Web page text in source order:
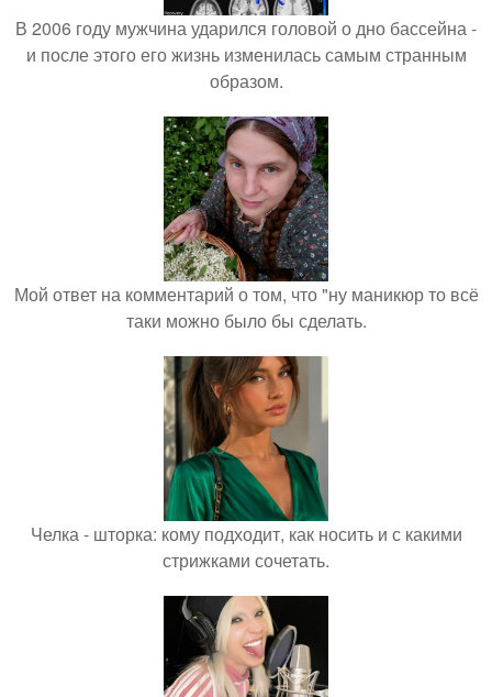
В 2006 году мужчина ударился головой о дно бассейна -
и после этого его жизнь изменилась самым странным
образом.
Мой ответ на комментарий о том, что "ну маникюр то всё
таки можно было бы сделать.
Челка - шторка: кому подходит, как носить и с какими
стрижками сочетать.